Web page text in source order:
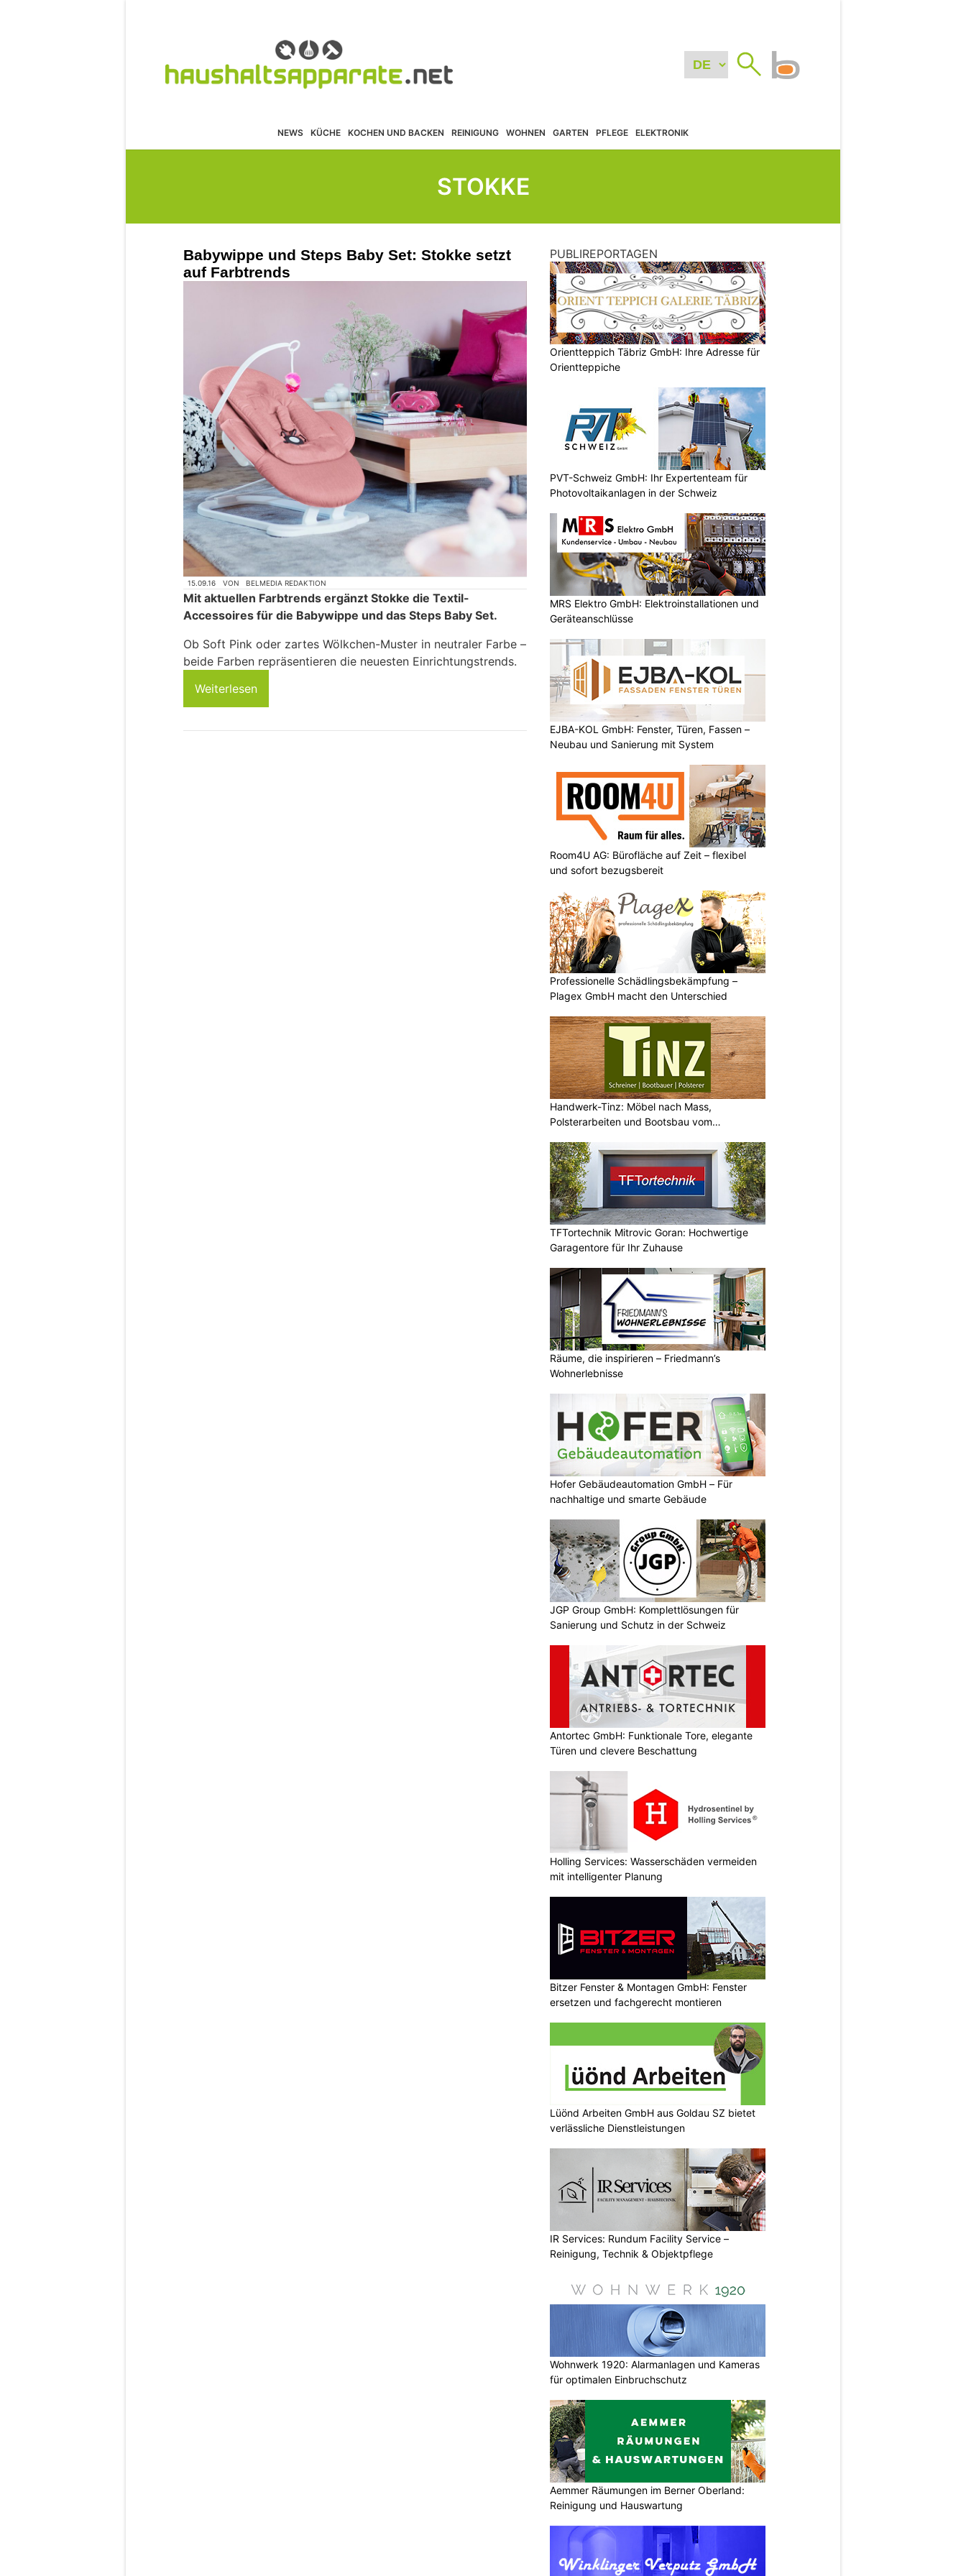
NEWS KÜCHE KOCHEN UND BACKEN REINIGUNG WOHNEN GARTEN PFLEGE ELEKTRONIK
STOKKE
Babywippe und Steps Baby Set: Stokke setzt
auf Farbtrends
15.09.16 VON BELMEDIA REDAKTION
Mit aktuellen Farbtrends ergänzt Stokke die Textil-
Accessoires für die Babywippe und das Steps Baby Set.
Ob Soft Pink oder zartes Wölkchen-Muster in neutraler Farbe –
beide Farben repräsentieren die neuesten Einrichtungstrends.
Weiterlesen
PUBLIREPORTAGEN
Orientteppich Täbriz GmbH: Ihre Adresse für
Orientteppiche
PVT-Schweiz GmbH: Ihr Expertenteam für
Photovoltaikanlagen in der Schweiz
MRS Elektro GmbH: Elektroinstallationen und
Geräteanschlüsse
EJBA-KOL GmbH: Fenster, Türen, Fassen –
Neubau und Sanierung mit System
Room4U AG: Bürofläche auf Zeit – flexibel
und sofort bezugsbereit
Professionelle Schädlingsbekämpfung –
Plagex GmbH macht den Unterschied
Handwerk-Tinz: Möbel nach Mass,
Polsterarbeiten und Bootsbau vom
TFTortechnik Mitrovic Goran: Hochwertige
Garagentore für Ihr Zuhause
Räume, die inspirieren – Friedmann’s
Wohnerlebnisse
Hofer Gebäudeautomation GmbH – Für
nachhaltige und smarte Gebäude
JGP Group GmbH: Komplettlösungen für
Sanierung und Schutz in der Schweiz
Antortec GmbH: Funktionale Tore, elegante
Türen und clevere Beschattung
Holling Services: Wasserschäden vermeiden
mit intelligenter Planung
Bitzer Fenster & Montagen GmbH: Fenster
ersetzen und fachgerecht montieren
Lüönd Arbeiten GmbH aus Goldau SZ bietet
verlässliche Dienstleistungen
IR Services: Rundum Facility Service –
Reinigung, Technik & Objektpflege
Wohnwerk 1920: Alarmanlagen und Kameras
für optimalen Einbruchschutz
Aemmer Räumungen im Berner Oberland:
Reinigung und Hauswartung